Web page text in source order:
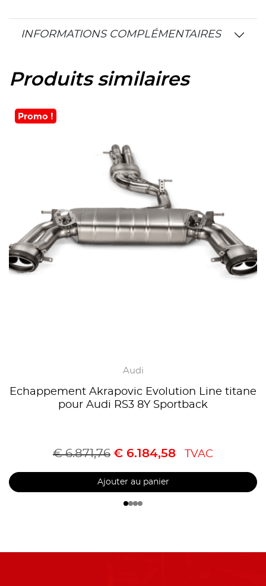
INFORMATIONS COMPLÉMENTAIRES
Produits similaires
Promo !
Audi
Echappement Akrapovic Evolution Line titane
pour Audi RS3 8Y Sportback
€6.871,76 € 6.184,58 TVAC
Ajouter au panier